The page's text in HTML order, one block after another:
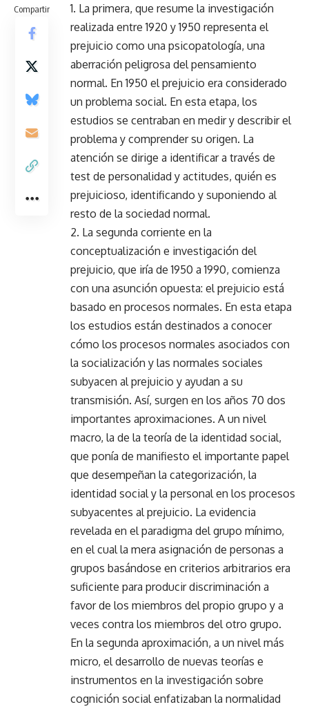
Compartir
1. La primera, que resume la investigación
realizada entre 1920 y 1950 representa el
prejuicio como una psicopatología, una
aberración peligrosa del pensamiento
normal. En 1950 el prejuicio era considerado
un problema social. En esta etapa, los
estudios se centraban en medir y describir el
problema y comprender su origen. La
atención se dirige a identificar a través de
test de personalidad y actitudes, quién es
prejuicioso, identificando y suponiendo al
resto de la sociedad normal.
2. La segunda corriente en la
conceptualización e investigación del
prejuicio, que iría de 1950 a 1990, comienza
con una asunción opuesta: el prejuicio está
basado en procesos normales. En esta etapa
los estudios están destinados a conocer
cómo los procesos normales asociados con
la socialización y las normales sociales
subyacen al prejuicio y ayudan a su
transmisión. Así, surgen en los años 70 dos
importantes aproximaciones. A un nivel
macro, la de la teoría de la identidad social,
que ponía de manifiesto el importante papel
que desempeñan la categorización, la
identidad social y la personal en los procesos
subyacentes al prejuicio. La evidencia
revelada en el paradigma del grupo mínimo,
en el cual la mera asignación de personas a
grupos basándose en criterios arbitrarios era
suficiente para producir discriminación a
favor de los miembros del propio grupo y a
veces contra los miembros del otro grupo.
En la segunda aproximación, a un nivel más
micro, el desarrollo de nuevas teorías e
instrumentos en la investigación sobre
cognición social enfatizaban la normalidad